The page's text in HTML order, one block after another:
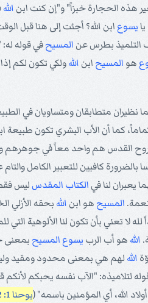
هذه الحجارة خبزاً" و"إن كنت ابن الله
يسوع ابن الله؟ أجئت إلى هنا قبل
التلميذ بطرس عن المسيحفي قوله
هو المسيح ابن اللهولكي تكون لكم
نظيران متطابقان ومتساويان في
كما أن الأب البشري تكون طبيعة
القدس هم واحد معاً في جوهرهم
كافيين للتعبير الكامل
يعبران لنا في الكتاب المقدس ليس
المسيح هو ابن الله بحقه الأزلي
لا تعني بأن تكون لنا الألوهية التي
الله هو أب الرب يسوع المسيح بمعنى
الله لهم هي بمعنى محدود ومقيد
لتلاميذه: "الآب نفسه يحبكم
الله، أي المؤمنين باسمه" (يوحنا 1: 12